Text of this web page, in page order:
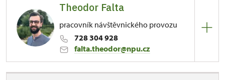
Theodor Falta
pracovník návštěvnického provozu
728 304 928
falta.theodor@npu.cz